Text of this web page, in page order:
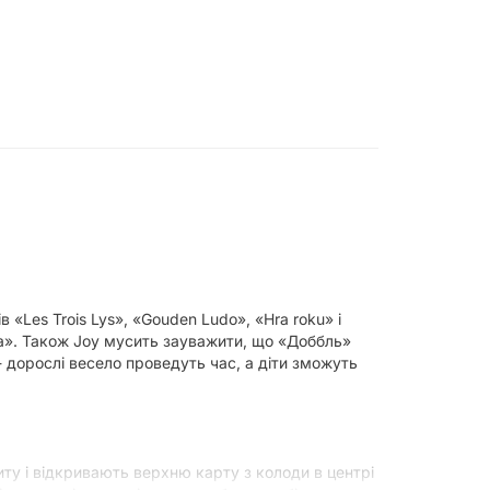
Trois Lys», «Gouden Ludo», «Hra roku» і
Також Joy мусить зауважити, що «Доббль»
весело проведуть час, а діти зможуть
і відкривають верхню карту з колоди в центрі